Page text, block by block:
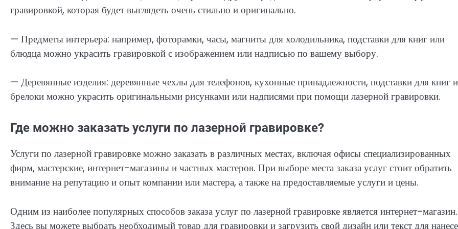
гравировкой, которая будет выглядеть очень стильно и оригинально.
— Предметы интерьера: например, фоторамки, часы, магниты для холодильника, подставки для книг или
блюдца можно украсить гравировкой с изображением или надписью по вашему выбору.
— Деревянные изделия: деревянные чехлы для телефонов, кухонные принадлежности, подставки для книг
брелоки можно украсить оригинальными рисунками или надписями при помощи лазерной гравировки.
Где можно заказать услуги по лазерной гравировке?
Услуги по лазерной гравировке можно заказать в различных местах, включая офисы специализированных
фирм, мастерские, интернет-магазины и частных мастеров. При выборе места заказа услуг стоит обратить
внимание на репутацию и опыт компании или мастера, а также на предоставляемые услуги и цены.
Одним из наиболее популярных способов заказа услуг по лазерной гравировке является интернет-магазин.
Здесь вы можете выбрать необходимый товар для гравировки и загрузить свой дизайн или текст для